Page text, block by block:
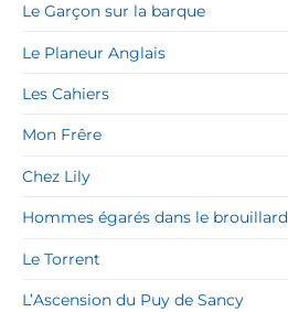
Le Garçon sur la barque
Le Planeur Anglais
Les Cahiers
Mon Frêre
Chez Lily
Hommes égarés dans le brouillard
Le Torrent
L’Ascension du Puy de Sancy